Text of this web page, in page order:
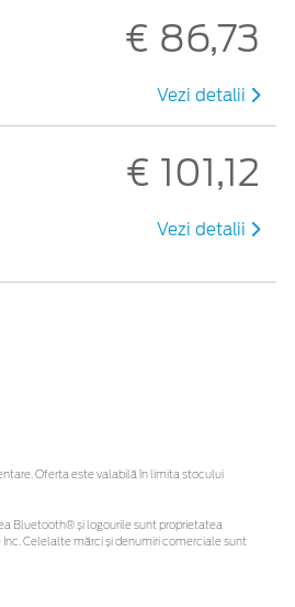
€ 86,73
Vezi detalii
€ 101,12
Vezi detalii
Oferta este valabilă în limita stocului
Bluetooth® și logourile sunt proprietatea
Celelalte mărci și denumiri comerciale sunt